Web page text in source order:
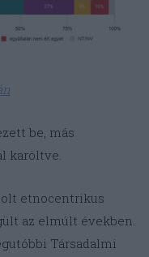
be, más
karöltve.
etnocentrikus
az elmúlt években.
Társadalmi